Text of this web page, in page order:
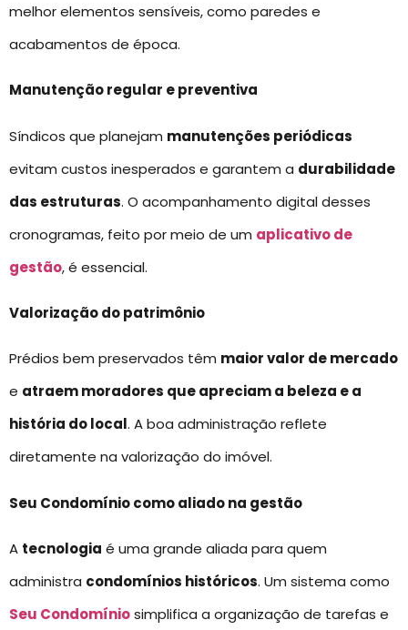
melhor elementos sensíveis, como paredes e
acabamentos de época.
Manutenção regular e preventiva
Síndicos que planejam manutenções periódicas
evitam custos inesperados e garantem a durabilidade
das estruturas. O acompanhamento digital desses
cronogramas, feito por meio de um aplicativo de
gestão, é essencial.
Valorização do patrimônio
Prédios bem preservados têm maior valor de mercado
e atraem moradores que apreciam a beleza e a
história do local. A boa administração reflete
diretamente na valorização do imóvel.
Seu Condomínio como aliado na gestão
A tecnologia é uma grande aliada para quem
administra condomínios históricos. Um sistema como
Seu Condomíniosimplifica a organização de tarefas e